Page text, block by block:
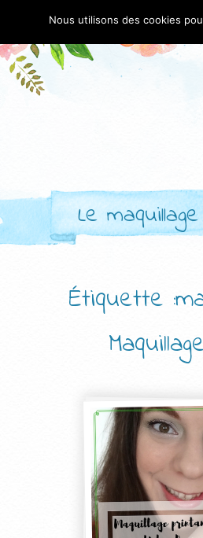
Le maquillage
Étiquette
Nous utilisons des cookies